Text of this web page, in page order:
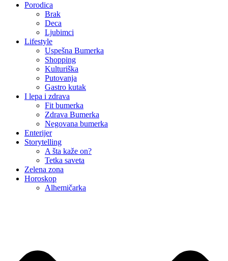
Porodica
Brak
Deca
Ljubimci
Lifestyle
Uspešna Bumerka
Shopping
Kulturiška
Putovanja
Gastro kutak
I lepa i zdrava
Fit bumerka
Zdrava Bumerka
Negovana bumerka
Enterijer
Storytelling
A šta kaže on?
Tetka saveta
Zelena zona
Horoskop
Alhemičarka